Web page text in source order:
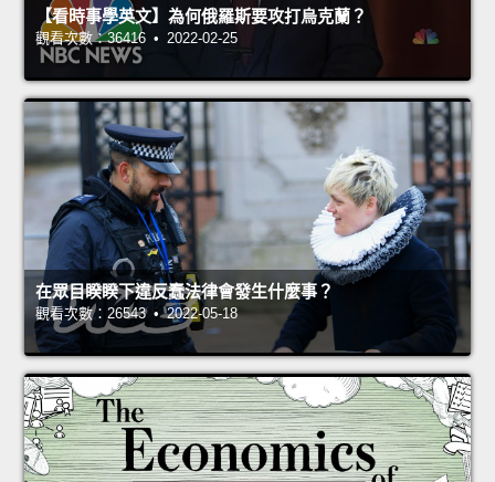
【看時事學英文】為何俄羅斯要攻打烏克蘭？
觀看次數：36416 • 2022-02-25
在眾目睽睽下違反蠢法律會發生什麼事？
觀看次數：26543 • 2022-05-18